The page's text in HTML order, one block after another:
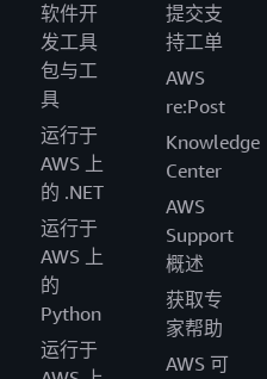
软件开
发工具
包与工
具
运行于
AWS 上
的 .NET
运行于
AWS 上
的
Python
运行于
提交支
持工单
AWS
re:Post
Knowledge
Center
AWS
Support
概述
获取专
家帮助
AWS 可